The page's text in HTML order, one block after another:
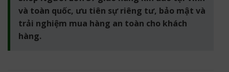
và toàn quốc, ưu tiên sự riêng tư, bảo mật và
trải nghiệm mua hàng an toàn cho khách
hàng.